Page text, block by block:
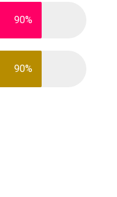
90%
90%
失能照護